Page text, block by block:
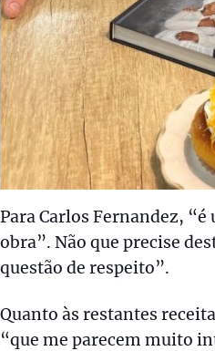
Para Carlos Fernandez,
obra”. Não que precise
questão de respeito”.
Quanto às restantes
“que me parecem muito